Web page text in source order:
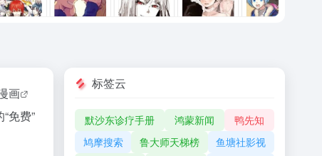
画
免费”
标签云
默沙东诊疗手册 鸿蒙新闻
鸭先知
鸠摩搜索
鲁大师天梯榜
鱼塘社影视